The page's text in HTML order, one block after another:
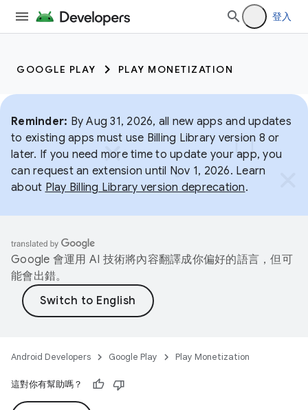
登入
GOOGLE PLAY PLAY MONETIZATION
Reminder: By Aug 31, 2026, all new apps and updates
to existing apps must use Billing Library version 8 or
later. If you need more time to update your app, you
can request an extension until Nov 1, 2026. Learn
about Play Billing Library version deprecation.
Google 會運用 AI 技術將內容翻譯成你偏好的語言，但可
能會出錯。
Android Developers Google Play Play Monetization
這對你有幫助嗎？